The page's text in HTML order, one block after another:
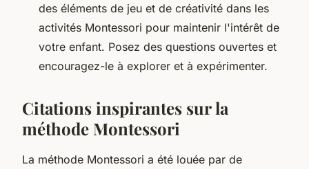
des éléments de jeu et de créativité dans les
activités Montessori pour maintenir l'intérêt de
votre enfant. Posez des questions ouvertes et
encouragez-le à explorer et à expérimenter.
Citations inspirantes sur la
méthode Montessori
La méthode Montessori a été louée par de